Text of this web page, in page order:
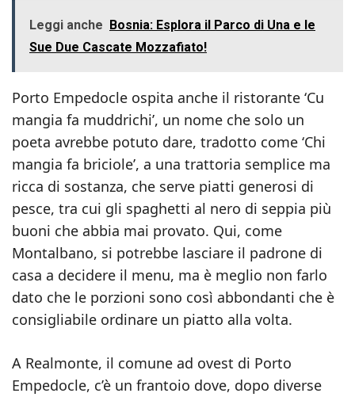
Leggi anche Bosnia: Esplora il Parco di Una e le
Sue Due Cascate Mozzafiato!
Porto Empedocle ospita anche il ristorante ‘Cu
mangia fa muddrichi’, un nome che solo un
poeta avrebbe potuto dare, tradotto come ‘Chi
mangia fa briciole’, a una trattoria semplice ma
ricca di sostanza, che serve piatti generosi di
pesce, tra cui gli spaghetti al nero di seppia più
buoni che abbia mai provato. Qui, come
Montalbano, si potrebbe lasciare il padrone di
casa a decidere il menu, ma è meglio non farlo
dato che le porzioni sono così abbondanti che è
consigliabile ordinare un piatto alla volta.
A Realmonte, il comune ad ovest di Porto
Empedocle, c’è un frantoio dove, dopo diverse